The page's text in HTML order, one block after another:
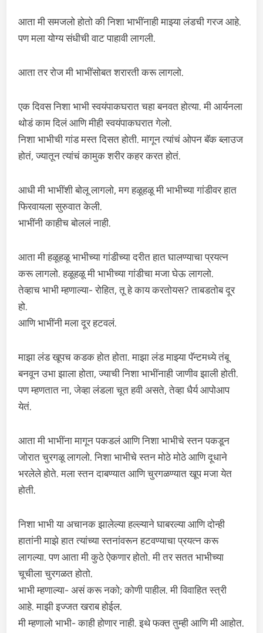
आता मी समजलो होतो की निशा भाभींनाही माझ्या लंडची गरज आहे.
पण मला योग्य संधीची वाट पाहावी लागली.
आता तर रोज मी भाभींसोबत शरारती करू लागलो.
एक दिवस निशा भाभी स्वयंपाकघरात चहा बनवत होत्या. मी आर्यनला
थोडं काम दिलं आणि मीही स्वयंपाकघरात गेलो.
निशा भाभीची गांड मस्त दिसत होती. मागून त्यांचं ओपन बॅक ब्लाउज
होतं, ज्यातून त्यांचं कामुक शरीर कहर करत होतं.
आधी मी भाभींशी बोलू लागलो, मग हळूहळू मी भाभीच्या गांडीवर हात
फिरवायला सुरुवात केली.
भाभींनी काहीच बोललं नाही.
आता मी हळूहळू भाभीच्या गांडीच्या दरीत हात घालण्याचा प्रयत्न
करू लागलो. हळूहळू मी भाभीच्या गांडीचा मजा घेऊ लागलो.
तेव्हाच भाभी म्हणाल्या- रोहित, तू हे काय करतोयस? ताबडतोब दूर
हो.
आणि भाभींनी मला दूर हटवलं.
माझा लंड खूपच कडक होत होता. माझा लंड माझ्या पॅन्टमध्ये तंबू
बनवून उभा झाला होता, ज्याची निशा भाभींनाही जाणीव झाली होती.
पण म्हणतात ना, जेव्हा लंडला चूत हवी असते, तेव्हा धैर्य आपोआप
येतं.
आता मी भाभींना मागून पकडलं आणि निशा भाभीचे स्तन पकडून
जोरात चुरगळू लागलो. निशा भाभीचे स्तन मोठे मोठे आणि दूधाने
भरलेले होते. मला स्तन दाबण्यात आणि चुरगळण्यात खूप मजा येत
होती.
निशा भाभी या अचानक झालेल्या हल्ल्याने घाबरल्या आणि दोन्ही
हातांनी माझे हात त्यांच्या स्तनांवरून हटवण्याचा प्रयत्न करू
लागल्या. पण आता मी कुठे ऐकणार होतो. मी तर सतत भाभीच्या
चूचीला चुरगळत होतो.
भाभी म्हणाल्या- असं करू नको; कोणी पाहील. मी विवाहित स्त्री
आहे. माझी इज्जत खराब होईल.
मी म्हणालो भाभी- काही होणार नाही. इथे फक्त तुम्ही आणि मी आहोत.